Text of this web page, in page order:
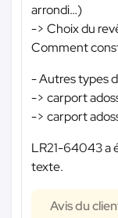
arrondi…)
-> Choix du
Comment
- Autres types
-> carport
-> carport
LR21-64043 a
texte.
Avis du